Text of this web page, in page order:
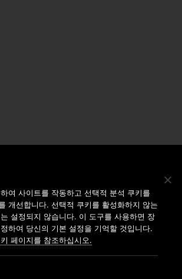
여 사이트를 작동하고 선택적 분석 쿠키를
개선합니다. 선택적 쿠키를 활성화하지 않는
설정되지 않습니다. 이 도구를 사용하면 장
하여 당신의 기본 설정을 기억할 것입니다.
페이지를 참조하십시오.